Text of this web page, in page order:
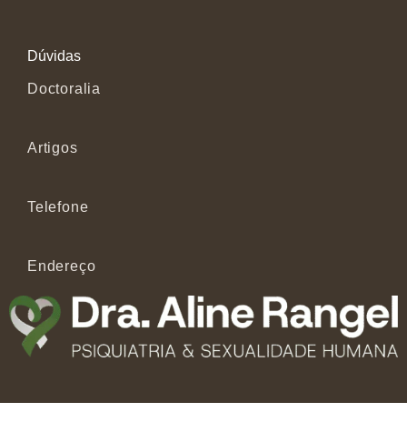
Dúvidas
Doctoralia
Artigos
Telefone
Endereço